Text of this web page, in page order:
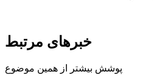
خبرهای مرتبط
پوشش بیشتر از همین موضوع